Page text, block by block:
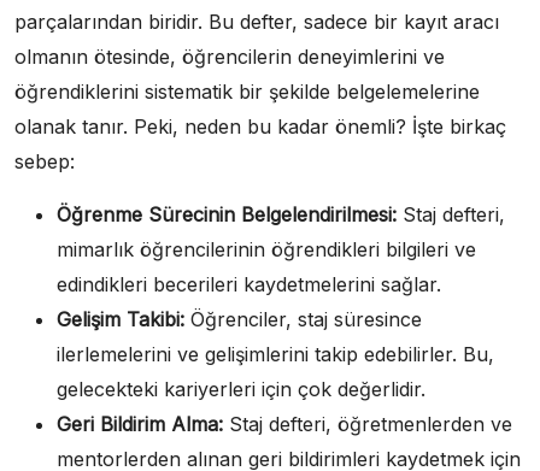
parçalarından biridir. Bu defter, sadece bir kayıt aracı
olmanın ötesinde, öğrencilerin deneyimlerini ve
öğrendiklerini sistematik bir şekilde belgelemelerine
olanak tanır. Peki, neden bu kadar önemli? İşte birkaç
sebep:
Öğrenme Sürecinin Belgelendirilmesi: Staj defteri,
mimarlık öğrencilerinin öğrendikleri bilgileri ve
edindikleri becerileri kaydetmelerini sağlar.
Gelişim Takibi: Öğrenciler, staj süresince
ilerlemelerini ve gelişimlerini takip edebilirler. Bu,
gelecekteki kariyerleri için çok değerlidir.
Geri Bildirim Alma: Staj defteri, öğretmenlerden ve
mentorlerden alınan geri bildirimleri kaydetmek için